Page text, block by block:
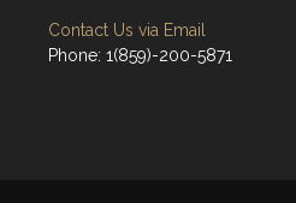
Contact Us via Email
Phone: 1(859)-200-5871